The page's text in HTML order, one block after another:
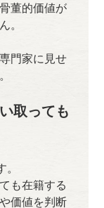
董的価値が
。
門家に見せ
取っても
も在籍する
価値を判断